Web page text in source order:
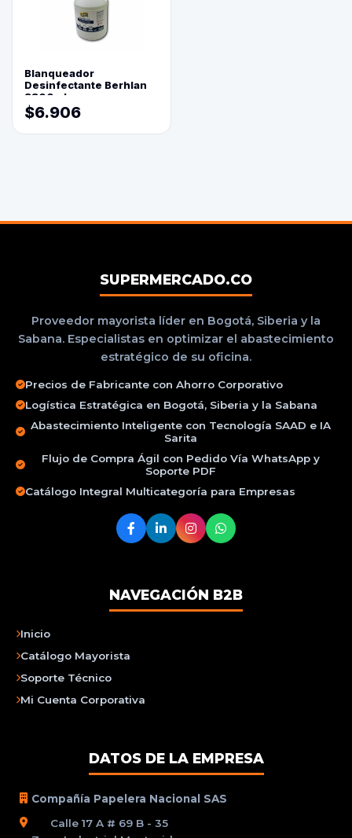
Blanqueador
Desinfectante Berhlan
3800ml
$6.906
SUPERMERCADO.CO
Proveedor mayorista líder en Bogotá, Siberia y la
Sabana. Especialistas en optimizar el abastecimiento
estratégico de su oficina.
Precios de Fabricante con Ahorro Corporativo
Logística Estratégica en Bogotá, Siberia y la Sabana
Abastecimiento Inteligente con Tecnología SAAD e IA
Sarita
Flujo de Compra Ágil con Pedido Vía WhatsApp y
Soporte PDF
Catálogo Integral Multicategoría para Empresas
NAVEGACIÓN B2B
Inicio
Catálogo Mayorista
Soporte Técnico
Mi Cuenta Corporativa
DATOS DE LA EMPRESA
Compañía Papelera Nacional SAS
Calle 17 A # 69 B - 35